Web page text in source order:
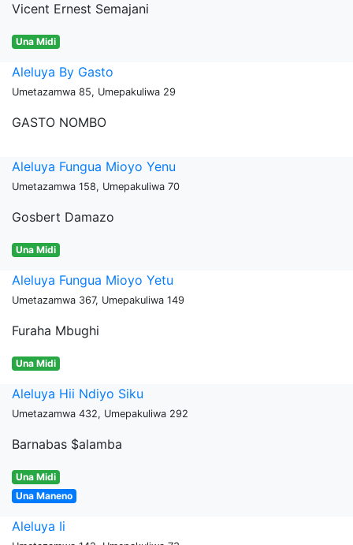
Vicent Ernest Semajani
Una Midi
Aleluya By Gasto
Umetazamwa 85, Umepakuliwa 29
GASTO NOMBO
Aleluya Fungua Mioyo Yenu
Umetazamwa 158, Umepakuliwa 70
Gosbert Damazo
Una Midi
Aleluya Fungua Mioyo Yetu
Umetazamwa 367, Umepakuliwa 149
Furaha Mbughi
Una Midi
Aleluya Hii Ndiyo Siku
Umetazamwa 432, Umepakuliwa 292
Barnabas $alamba
Una Midi
Una Maneno
Aleluya Ii